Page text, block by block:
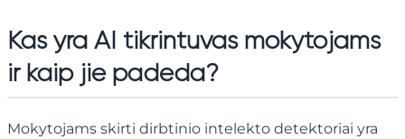
Kas yra AI tikrintuvas mokytojams
ir kaip jie padeda?
Mokytojams skirti dirbtinio intelekto detektoriai yra